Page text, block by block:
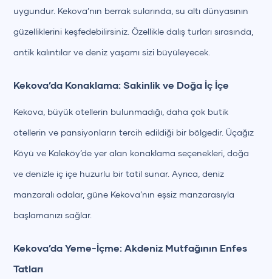
uygundur. Kekova’nın berrak sularında, su altı dünyasının
güzelliklerini keşfedebilirsiniz. Özellikle dalış turları sırasında,
antik kalıntılar ve deniz yaşamı sizi büyüleyecek.
Kekova’da Konaklama: Sakinlik ve Doğa İç İçe
Kekova, büyük otellerin bulunmadığı, daha çok butik
otellerin ve pansiyonların tercih edildiği bir bölgedir. Üçağız
Köyü ve Kaleköy’de yer alan konaklama seçenekleri, doğa
ve denizle iç içe huzurlu bir tatil sunar. Ayrıca, deniz
manzaralı odalar, güne Kekova’nın eşsiz manzarasıyla
başlamanızı sağlar.
Kekova’da Yeme-İçme: Akdeniz Mutfağının Enfes
Tatları